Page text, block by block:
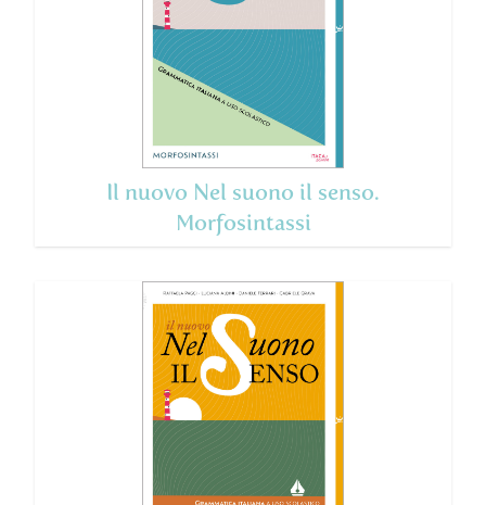
Il nuovo Nel suono il senso.
Morfosintassi